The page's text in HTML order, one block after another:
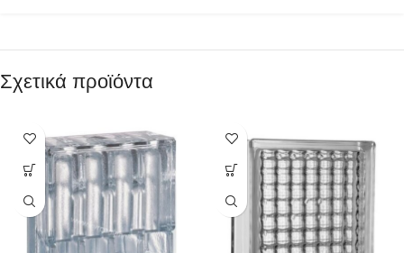
Σχετικά προϊόντα